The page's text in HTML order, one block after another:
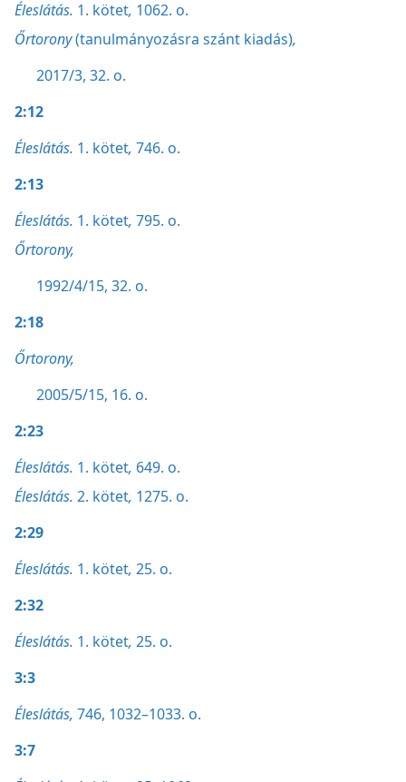
Éleslátás. 1. kötet, 1062. o.
Őrtorony(tanulmányozásra szánt kiadás),
2017/3, 32. o.
2:12
Éleslátás. 1. kötet, 746. o.
2:13
Éleslátás. 1. kötet, 795. o.
Őrtorony,
1992/4/15, 32. o.
2:18
Őrtorony,
2005/5/15, 16. o.
2:23
Éleslátás. 1. kötet, 649. o.
Éleslátás. 2. kötet, 1275. o.
2:29
Éleslátás. 1. kötet, 25. o.
2:32
Éleslátás. 1. kötet, 25. o.
3:3
Éleslátás, 746, 1032–1033. o.
3:7